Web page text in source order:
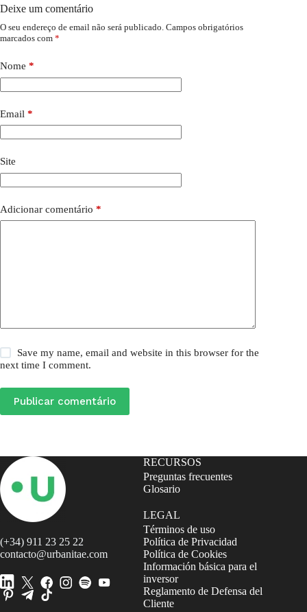
Deixe um comentário
O seu endereço de email não será publicado. Campos obrigatórios
marcados com *
Nome *
Email *
Site
Adicionar comentário *
Save my name, email and website in this browser for the
next time I comment.
Publicar comentário
(+34) 911 23 25 22
contacto@urbanitae.com
RECURSOS
Preguntas frecuentes
Glosario
LEGAL
Términos de uso
Política de Privacidad
Política de Cookies
Información básica para el
inversor
Reglamento de Defensa del
Cliente